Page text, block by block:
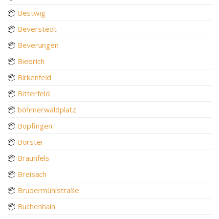
📦 Bestwig
📦 Beverstedt
📦 Beverungen
📦 Biebrich
📦 Birkenfeld
📦 Bitterfeld
📦 böhmerwaldplatz
📦 Bopfingen
📦 Borstei
📦 Braunfels
📦 Breisach
📦 Brudermühlstraße
📦 Buchenhain